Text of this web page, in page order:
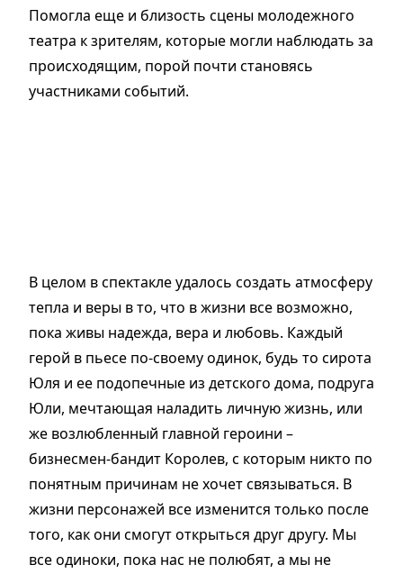
Помогла еще и близость сцены молодежного
театра к зрителям, которые могли наблюдать за
происходящим, порой почти становясь
участниками событий.
В целом в спектакле удалось создать атмосферу
тепла и веры в то, что в жизни все возможно,
пока живы надежда, вера и любовь. Каждый
герой в пьесе по-своему одинок, будь то сирота
Юля и ее подопечные из детского дома, подруга
Юли, мечтающая наладить личную жизнь, или
же возлюбленный главной героини –
бизнесмен-бандит Королев, с которым никто по
понятным причинам не хочет связываться. В
жизни персонажей все изменится только после
того, как они смогут открыться друг другу. Мы
все одиноки, пока нас не полюбят, а мы не